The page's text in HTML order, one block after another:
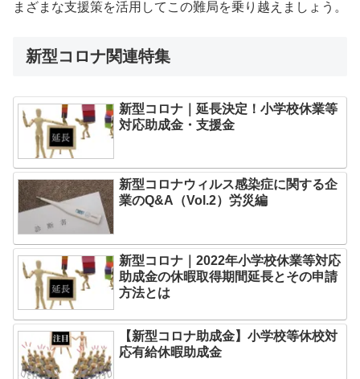
まざまな支援策を活用してこの難局を乗り越えましょう。
新型コロナ関連特集
新型コロナ｜延長決定！小学校休業等
対応助成金・支援金
新型コロナウィルス感染症に関する企
業のQ&A（Vol.2）労災編
新型コロナ｜2022年小学校休業等対応
助成金の休暇取得期間延長とその申請
方法とは
【新型コロナ助成金】小学校等休校対
応有給休暇助成金